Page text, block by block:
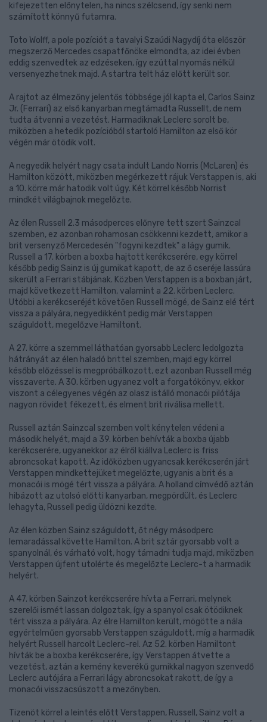
kifejezetten előnytelen, ha nincs szélcsend, így senki nem
számított könnyű futamra.
Toto Wolff, a pole pozíciót a tavalyi Szaúdi Nagydíj óta először
megszerző Mercedes csapatfőnöke elmondta, az idei évben
eddig szenvedtek az edzéseken, így ezúttal nyomás nélkül
versenyezhetnek majd. A startra telt ház előtt került sor.
A rajtot az élmezőny jelentős többsége jól kapta el, Carlos Sainz
Jr. (Ferrari) az első kanyarban megtámadta Russellt, de nem
tudta átvenni a vezetést. Harmadiknak Leclerc sorolt be,
miközben a hetedik pozícióból startoló Hamilton az első kör
végén már ötödik volt.
A negyedik helyért nagy csata indult Lando Norris (McLaren) és
Hamilton között, miközben megérkezett rájuk Verstappen is, aki
a 10. körre már hatodik volt úgy. Két körrel később Norrist
mindkét világbajnok megelőzte.
Az élen Russell 2.3 másodperces előnyre tett szert Sainzcal
szemben, ez azonban rohamosan csökkenni kezdett, amikor a
brit versenyző Mercedesén "fogyni kezdtek" a lágy gumik.
Russell a 17. körben a boxba hajtott kerékcserére, egy körrel
később pedig Sainz is új gumikat kapott, de az ő cseréje lassúra
sikerült a Ferrari stábjának. Közben Verstappen is a boxban járt,
majd következett Hamilton, valamint a 22. körben Leclerc.
Utóbbi a kerékcseréjét követően Russell mögé, de Sainz elé tért
vissza a pályára, negyedikként pedig már Verstappen
száguldott, megelőzve Hamiltont.
A 27. körre a szemmel láthatóan gyorsabb Leclerc ledolgozta
hátrányát az élen haladó brittel szemben, majd egy körrel
később előzéssel is megpróbálkozott, ezt azonban Russell még
visszaverte. A 30. körben ugyanez volt a forgatókönyv, ekkor
viszont a célegyenes végén az olasz istálló monacói pilótája
nagyon rövidet fékezett, és elment brit riválisa mellett.
Russell aztán Sainzcal szemben volt kénytelen védeni a
második helyét, majd a 39. körben behívták a boxba újabb
kerékcserére, ugyanekkor az élről kiállva Leclerc is friss
abroncsokat kapott. Az időközben ugyancsak kerékcserén járt
Verstappen mindkettejüket megelőzte, ugyanis a brit és a
monacói is mögé tért vissza a pályára. A holland címvédő aztán
hibázott az utolsó előtti kanyarban, megpördült, és Leclerc
lehagyta, Russell pedig üldözni kezdte.
Az élen közben Sainz száguldott, őt négy másodperc
lemaradással követte Hamilton. A brit sztár gyorsabb volt a
spanyolnál, és várható volt, hogy támadni tudja majd, miközben
Verstappen újfent utolérte és megelőzte Leclerc-t a harmadik
helyért.
A 47. körben Sainzot kerékcserére hívta a Ferrari, melynek
szerelői ismét lassan dolgoztak, így a spanyol csak ötödiknek
tért vissza a pályára. Az élre Hamilton került, mögötte a nála
egyértelműen gyorsabb Verstappen száguldott, míg a harmadik
helyért Russell harcolt Leclerc-rel. Az 52. körben Hamiltont
hívták be a boxba kerékcserére, így Verstappen átvette a
vezetést, aztán a kemény keverékű gumikkal nagyon szenvedő
Leclerc autójára a Ferrari lágy abroncsokat rakott, de így a
monacói visszacsúszott a mezőnyben.
Tizenöt körrel a leintés előtt Verstappen, Russell, Sainz volt a